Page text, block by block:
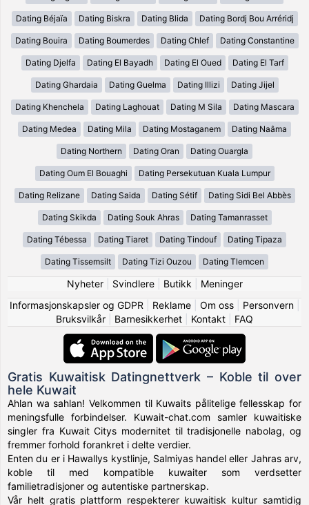
Dating Béjaïa Dating Biskra Dating Blida Dating Bordj Bou Arréridj
Dating Bouira Dating Boumerdes Dating Chlef Dating Constantine
Dating Djelfa Dating El Bayadh Dating El Oued Dating El Tarf
Dating Ghardaia Dating Guelma Dating Illizi Dating Jijel
Dating Khenchela Dating Laghouat Dating M Sila Dating Mascara
Dating Medea Dating Mila Dating Mostaganem Dating Naâma
Dating Northern Dating Oran Dating Ouargla
Dating Oum El Bouaghi Dating Persekutuan Kuala Lumpur
Dating Relizane Dating Saida Dating Sétif Dating Sidi Bel Abbès
Dating Skikda Dating Souk Ahras Dating Tamanrasset
Dating Tébessa Dating Tiaret Dating Tindouf Dating Tipaza
Dating Tissemsilt Dating Tizi Ouzou Dating Tlemcen
Nyheter| Svindlere| Butikk
Meninger
Informasjonskapsler og GDPR
Reklame| Om oss| Personvern|
Bruksvilkår
Barnesikkerhet Kontakt FAQ
Gratis Kuwaitisk Datingnettverk – Koble til over
hele Kuwait
Ahlan wa sahlan! Velkommen til Kuwaits pålitelige fellesskap for
meningsfulle forbindelser. Kuwait-chat.com samler kuwaitiske
singler fra Kuwait Citys modernitet til tradisjonelle nabolag, og
fremmer forhold forankret i delte verdier.
Enten du er i Hawallys kystlinje, Salmiyas handel eller Jahras arv,
koble til med kompatible kuwaiter som verdsetter
familietradisjoner og autentiske partnerskap.
Vår helt gratis plattform respekterer kuwaitisk kultur samtidig